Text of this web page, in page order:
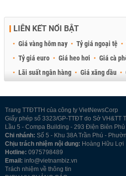
LIÊN KẾT NỔI BẬT
Giá vàng hôm nay Tỷ giá ngoại tệ
Tỷ giá euro
Giá heo hơi Giá cà
Lãi suất ngân hàng
Giá xăng dầu
Trang TTĐTTH của công ty VietNewsCorp
Giấy phép số 3323/GP-TTĐT do Sở VH&TT
Lầu 5 - Compa Building - 293 Điện Biên
Chi nhánh: Số 5 - Khu 38A Trần Phú -
Chịu trách nhiệm nội dung: Hoàng Hữu Lợi
Hotline: 0975798489
Email: info@vietnambiz.vn
Trách nhiệm về thông tin